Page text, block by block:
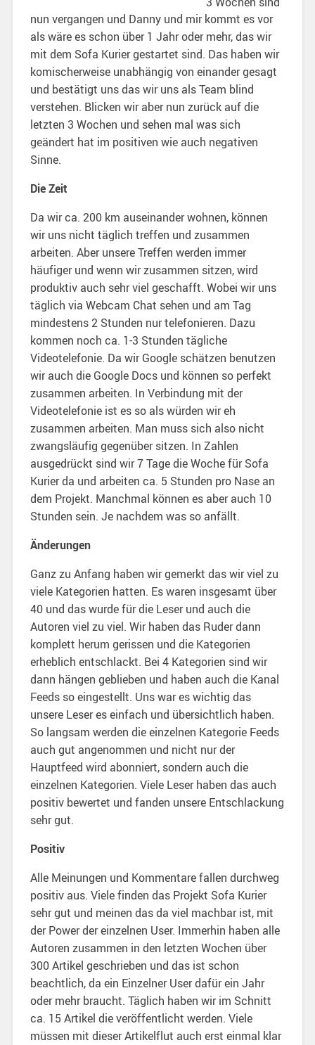
nun vergangen und Danny und mir kommt es vor
als wäre es schon über 1 Jahr oder mehr, das wir
mit dem Sofa Kurier gestartet sind. Das haben wir
komischerweise unabhängig von einander gesagt
und bestätigt uns das wir uns als Team blind
verstehen. Blicken wir aber nun zurück auf die
letzten 3 Wochen und sehen mal was sich
geändert hat im positiven wie auch negativen
Sinne.
Die Zeit
Da wir ca. 200 km auseinander wohnen, können
wir uns nicht täglich treffen und zusammen
arbeiten. Aber unsere Treffen werden immer
häufiger und wenn wir zusammen sitzen, wird
produktiv auch sehr viel geschafft. Wobei wir uns
täglich via Webcam Chat sehen und am Tag
mindestens 2 Stunden nur telefonieren. Dazu
kommen noch ca. 1-3 Stunden tägliche
Videotelefonie. Da wir Google schätzen benutzen
wir auch die Google Docs und können so perfekt
zusammen arbeiten. In Verbindung mit der
Videotelefonie ist es so als würden wir eh
zusammen arbeiten. Man muss sich also nicht
zwangsläufig gegenüber sitzen. In Zahlen
ausgedrückt sind wir 7 Tage die Woche für Sofa
Kurier da und arbeiten ca. 5 Stunden pro Nase an
dem Projekt. Manchmal können es aber auch 10
Stunden sein. Je nachdem was so anfällt.
Änderungen
Ganz zu Anfang haben wir gemerkt das wir viel zu
viele Kategorien hatten. Es waren insgesamt über
40 und das wurde für die Leser und auch die
Autoren viel zu viel. Wir haben das Ruder dann
komplett herum gerissen und die Kategorien
erheblich entschlackt. Bei 4 Kategorien sind wir
dann hängen geblieben und haben auch die Kanal
Feeds so eingestellt. Uns war es wichtig das
unsere Leser es einfach und übersichtlich haben.
So langsam werden die einzelnen Kategorie Feeds
auch gut angenommen und nicht nur der
Hauptfeed wird abonniert, sondern auch die
einzelnen Kategorien. Viele Leser haben das auch
positiv bewertet und fanden unsere Entschlackung
sehr gut.
Positiv
Alle Meinungen und Kommentare fallen durchweg
positiv aus. Viele finden das Projekt Sofa Kurier
sehr gut und meinen das da viel machbar ist, mit
der Power der einzelnen User. Immerhin haben alle
Autoren zusammen in den letzten Wochen über
300 Artikel geschrieben und das ist schon
beachtlich, da ein Einzelner User dafür ein Jahr
oder mehr braucht. Täglich haben wir im Schnitt
ca. 15 Artikel die veröffentlicht werden. Viele
müssen mit dieser Artikelflut auch erst einmal klar